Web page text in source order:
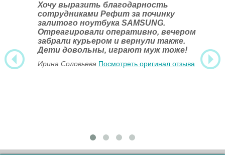
Хочу выразить благодарность
сотрудниками Рефит за починку
залитого ноутбука SAMSUNG.
Отреагировали оперативно, вечером
забрали курьером и вернули также.
Дети довольны, играют муж тоже!
Ирина Соловьева Посмотреть оригинал отзыва